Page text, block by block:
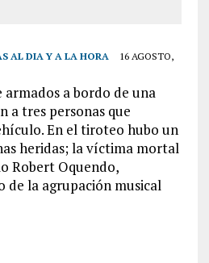
AL DIA Y A LA HORA
16 AGOSTO,
a bordo de una
a tres personas que
En el tiroteo hubo un
heridas; la víctima mortal
Robert Oquendo,
de la agrupación musical